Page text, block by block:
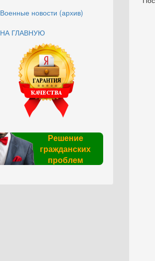
Военные новости (архив)
НА ГЛАВНУЮ
Решение
гражданских
проблем